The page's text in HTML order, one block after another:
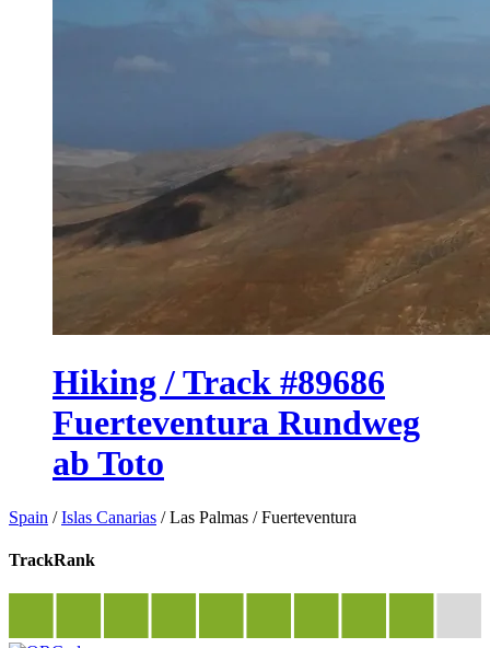
Hiking / Track #89686
Fuerteventura Rundweg
ab Toto
Spain /Islas Canarias /Las Palmas /Fuerteventura
TrackRank